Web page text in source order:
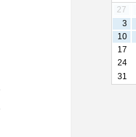
27
3
10
17
24
31